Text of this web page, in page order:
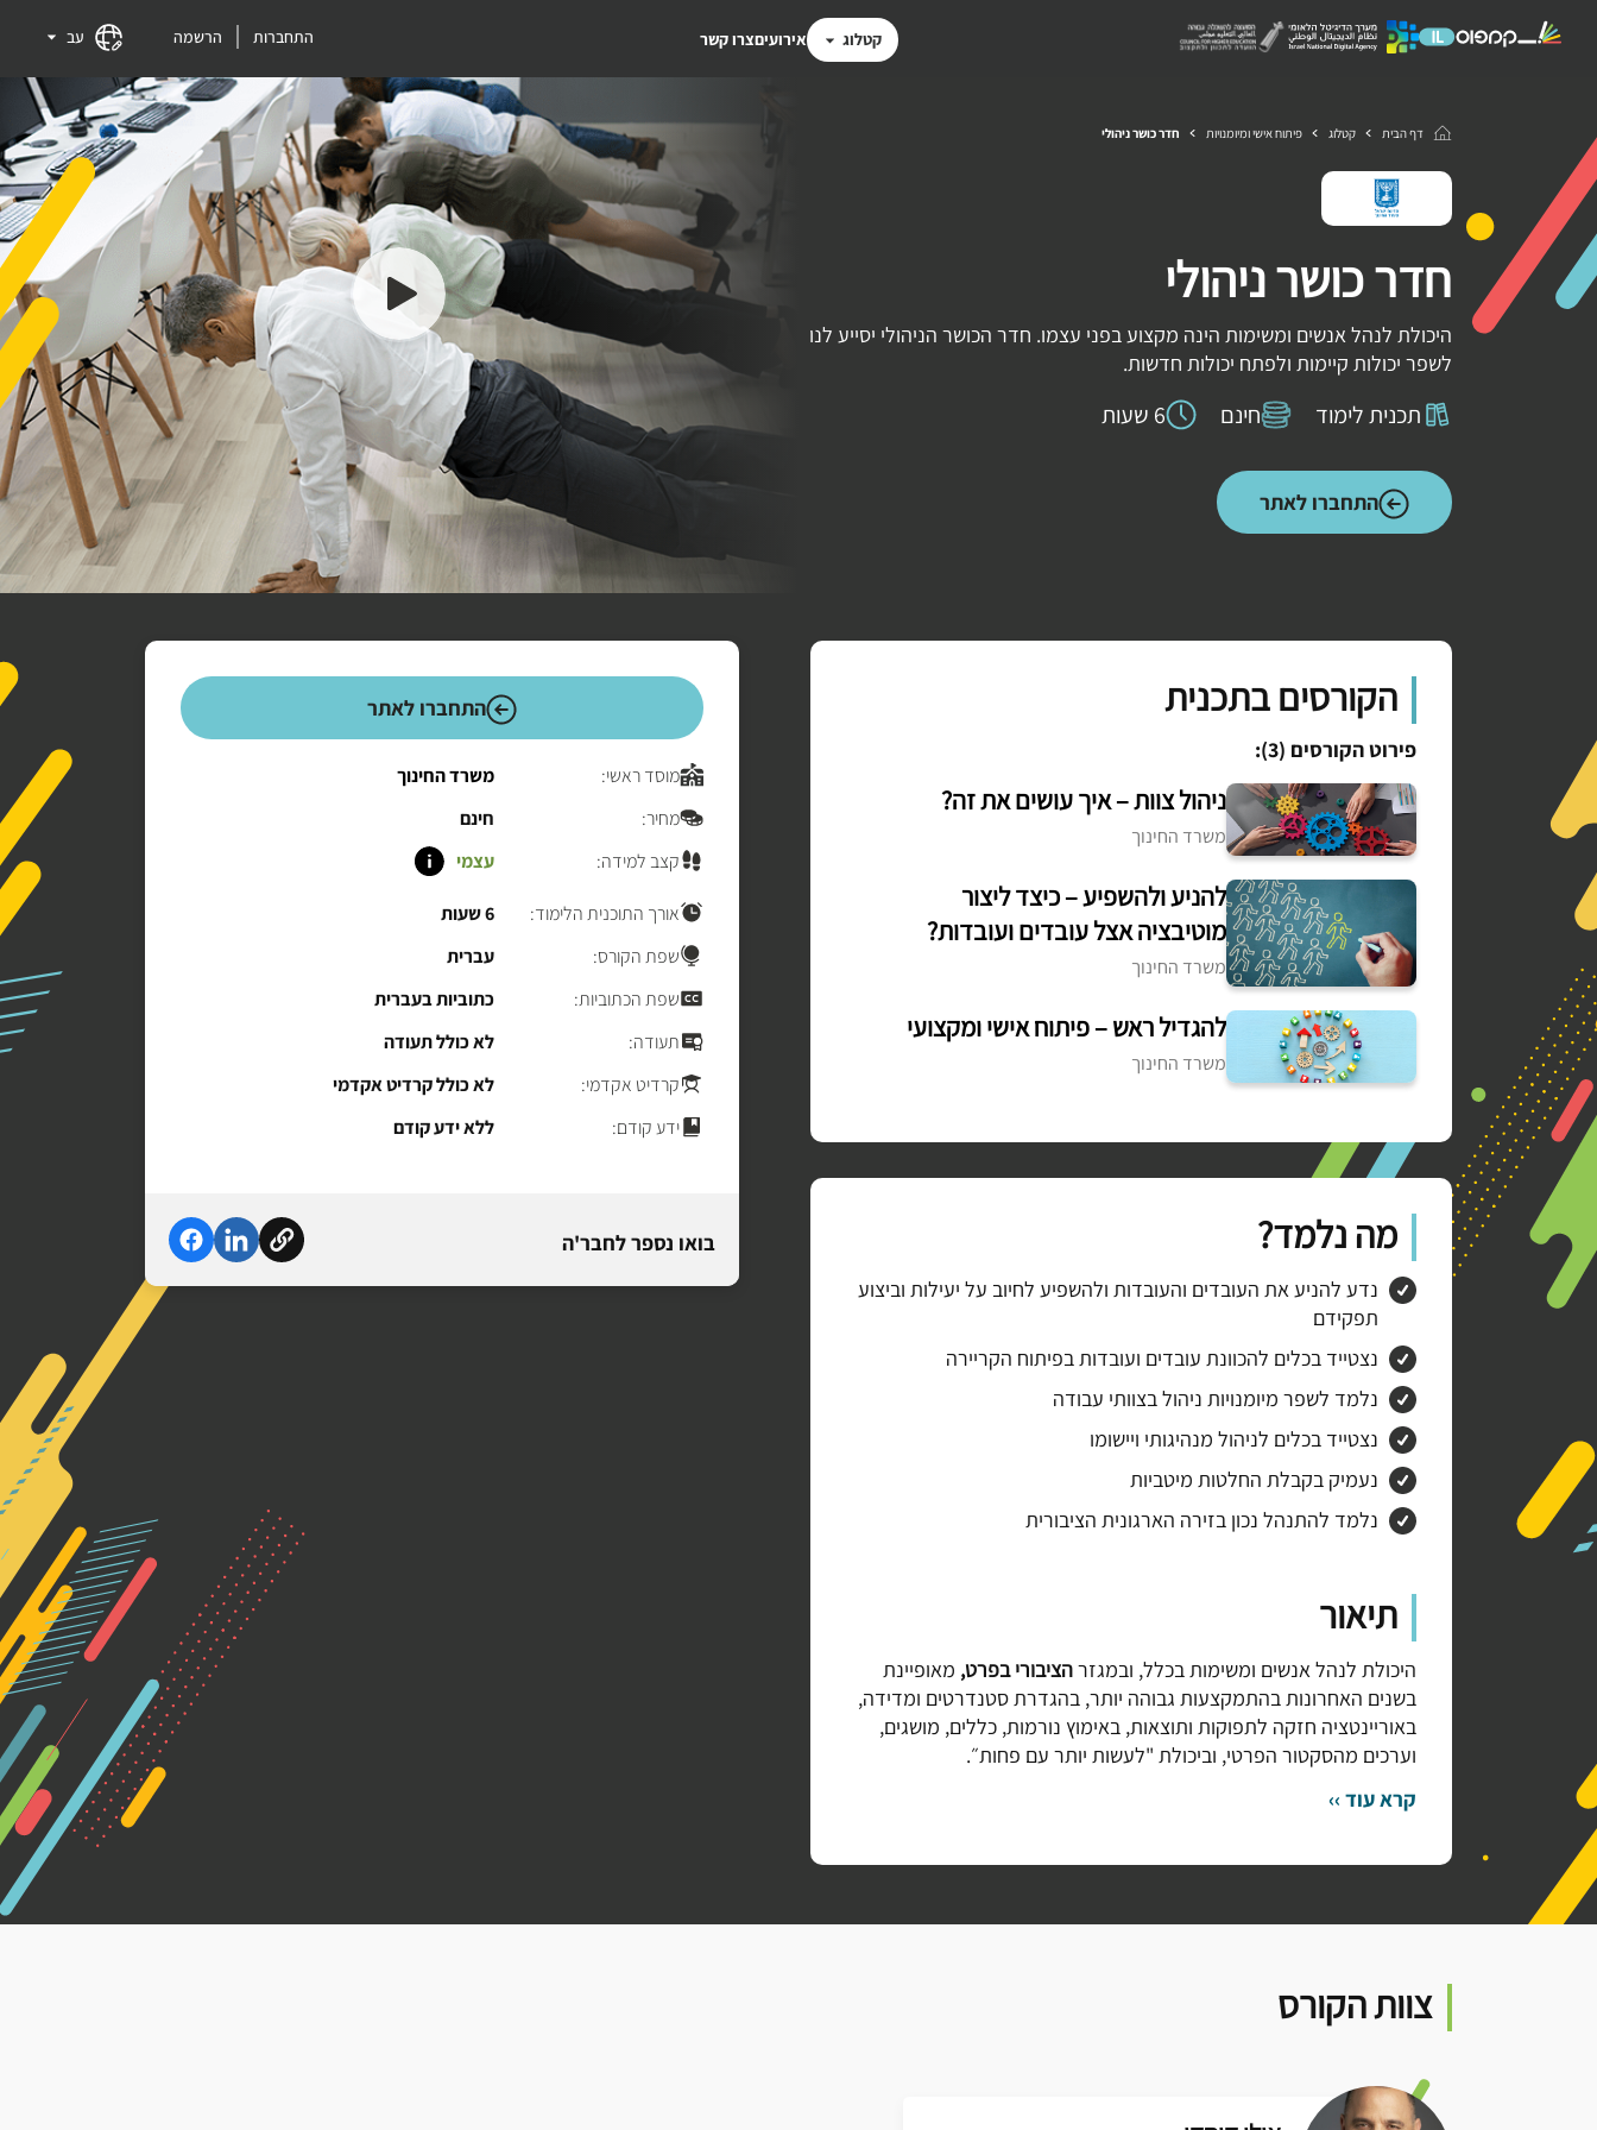
קטלוג אירועיםצרו קשר התחברות הרשמה עב
דף הבית קטלוג פיתוח אישי ומיומנויות חדר כושר ניהולי
חדר כושר ניהולי
היכולת לנהל אנשים ומשימות הינה מקצוע בפני עצמו. חדר הכושר הניהולי יסייע לנו
לשפר יכולות קיימות ולפתח יכולות חדשות.
תכנית לימוד חינם 6 שעות
התחברו לאתר
הקורסים בתכנית
פירוט הקורסים (3):
ניהול צוות – איך עושים את זה?
משרד החינוך
להניע ולהשפיע – כיצד ליצור
מוטיבציה אצל עובדים ועובדות?
משרד החינוך
להגדיל ראש – פיתוח אישי ומקצועי
משרד החינוך
מה נלמד?
נדע להניע את העובדים והעובדות ולהשפיע לחיוב על יעילות וביצוע
תפקידם
נצטייד בכלים להכוונת עובדים ועובדות בפיתוח הקריירה
נלמד לשפר מיומנויות ניהול בצוותי עבודה
נצטייד בכלים לניהול מנהיגותי ויישומו
נעמיק בקבלת החלטות מיטביות
נלמד להתנהל נכון בזירה הארגונית הציבורית
תיאור
היכולת לנהל אנשים ומשימות בכלל, ובמגזרהציבורי בפרט, מאופיינת
בשנים האחרונות בהתמקצעות גבוהה יותר, בהגדרת סטנדרטים ומדידה,
באוריינטציה חזקה לתפוקות ותוצאות, באימוץ נורמות, כללים, מושגים,
וערכים מהסקטור הפרטי, וביכולת "לעשות יותר עם פחות״.
קרא עוד ››
התחברו לאתר
מוסד ראשי:
משרד החינוך
מחיר:
חינם
קצב למידה:
עצמי
אורך התוכנית הלימוד:
6 שעות
שפת הקורס:
עברית
שפת הכתוביות:
כתוביות בעברית
תעודה:
לא כולל תעודה
קרדיט אקדמי:
לא כולל קרדיט אקדמי
ידע קודם:
ללא ידע קודם
בואו נספר לחבר'ה
צוות הקורס